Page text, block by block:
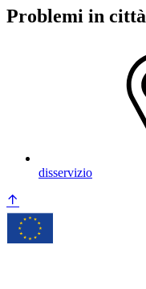
Problemi in città
disservizio